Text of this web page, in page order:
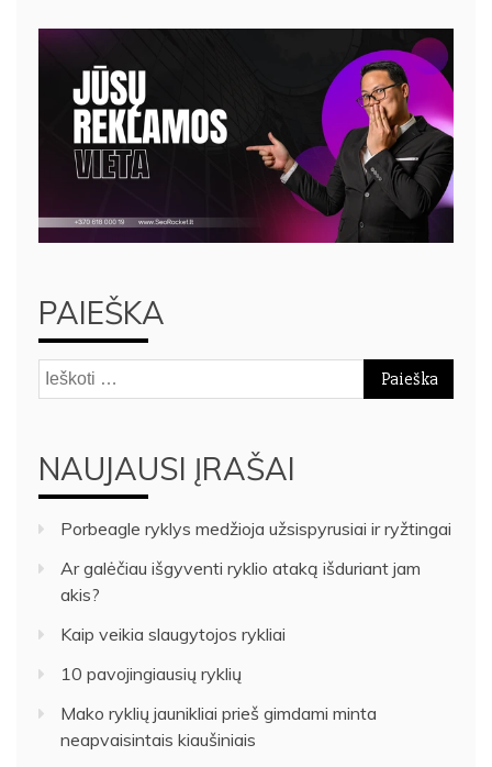
PAIEŠKA
Ieškoti:
NAUJAUSI ĮRAŠAI
Porbeagle ryklys medžioja užsispyrusiai ir ryžtingai
Ar galėčiau išgyventi ryklio ataką išduriant jam
akis?
Kaip veikia slaugytojos rykliai
10 pavojingiausių ryklių
Mako ryklių jaunikliai prieš gimdami minta
neapvaisintais kiaušiniais